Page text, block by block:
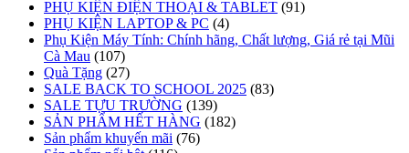
PHỤ KIỆN ĐIỆN THOẠI & TABLET (91)
PHỤ KIỆN LAPTOP & PC (4)
Phụ Kiện Máy Tính: Chính hãng, Chất lượng, Giá rẻ tại Mũi
Cà Mau (107)
Quà Tặng (27)
SALE BACK TO SCHOOL 2025 (83)
SALE TỰU TRƯỜNG (139)
SẢN PHẨM HẾT HÀNG (182)
Sản phẩm khuyến mãi (76)